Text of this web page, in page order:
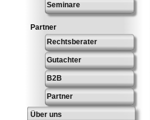
Seminare
Partner
Rechtsberater
Gutachter
B2B
Partner
Über uns